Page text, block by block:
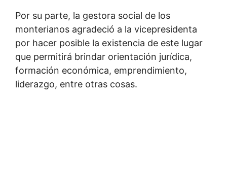
Por su parte, la gestora social de los
monterianos agradeció a la vicepresidenta
por hacer posible la existencia de este lugar
que permitirá brindar orientación jurídica,
formación económica, emprendimiento,
liderazgo, entre otras cosas.